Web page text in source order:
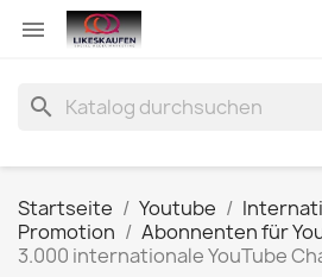

search
Startseite Youtube
Promotion
Abonnenten für
3.000 internationale YouTube